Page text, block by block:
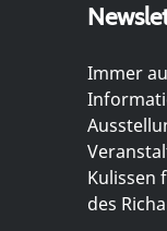
Immer
Kulissen
des